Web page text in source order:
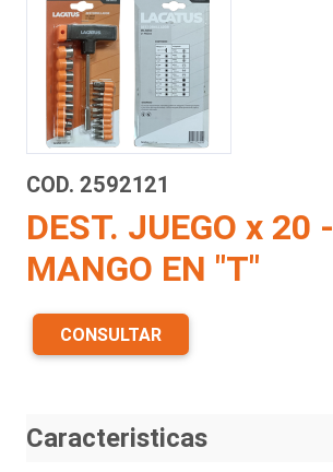
COD. 2592121
DEST. JUEGO x 20 -
MANGO EN "T"
CONSULTAR
Caracteristicas